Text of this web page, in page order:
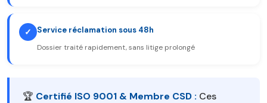
✓ Service réclamation sous 48h
Dossier traité rapidement, sans litige prolongé
🏆 Certifié ISO 9001 & Membre CSD : Ces